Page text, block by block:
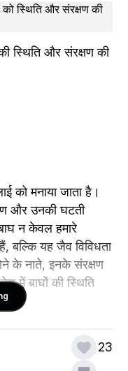
स्थिति और संरक्षण की
को मनाया जाता है।
और उनकी घटती
न केवल हमारे
हैं, बल्कि यह जैव विविधता
के नाते, इनके संरक्षण
में बाघों की स्थिति
23